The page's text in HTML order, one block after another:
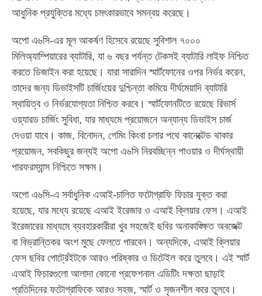
আধুনিক প্রযুক্তির মধ্যে চমৎকারভাবে সমন্বয় করেছে।
অপো এ৬সি-এর মূল আকর্ষণ হিসেবে রয়েছে সুবিশাল ৭০০০
মিলিঅ্যাম্পিয়ারের ব্যাটারি, যা ৬ বছর পর্যন্ত টেকসই ব্যাটারি লাইফ নিশ্চিত
করতে ডিজাইন করা হয়েছে। যারা সারাদিন স্মার্টফোনের ওপর নির্ভর করেন,
তাদের জন্য ডিভাইসটি চার্জিংয়ের দুশ্চিন্তা কমিয়ে দীর্ঘমেয়াদি ব্যাটারি
স্থায়িত্ব ও নির্ভরযোগ্যতা নিশ্চিত করবে। স্মার্টফোনটিতে রয়েছে রিভার্স
ওয়্যারড চার্জিং সুবিধা, যার মাধ্যমে প্রয়োজনে অন্যান্য ডিভাইস চার্জ
দেওয়া যাবে। কাজ, বিনোদন, গেমিং কিংবা চলার পথে কানেক্টেড থাকার
প্রয়োজন, সবকিছুর জন্যই অপো এ৬সি নিরবচ্ছিন্ন পাওয়ার ও দীর্ঘস্থায়ী
পারফরম্যান্স নিশ্চিতে সক্ষম।
অপো এ৬সি-এ সর্বাধুনিক এআই-চালিত ফটোগ্রাফি ফিচার যুক্ত করা
হয়েছে, যার মধ্যে রয়েছে এআই ইরেজার ও এআই ক্লিয়ার ফেস। এআই
ইরেজারের মাধ্যমে ব্যবহারকারীরা খুব সহজেই ছবির অনাকাঙ্ক্ষিত অবজেক্ট
বা বিভ্রান্তিকর অংশ মুছে ফেলতে পারবেন। অন্যদিকে, এআই ক্লিয়ার
ফেস ছবির পোর্ট্রেইটকে আরও পরিষ্কার ও ডিটেইল করে তুলবে। এই স্মার্ট
এআই ফিচারগুলো আলাদা কোনো প্রফেশনাল এডিটিং দক্ষতা ছাড়াই
প্রতিদিনের ফটোগ্রাফিকে আরও সহজ, স্মার্ট ও সৃজনশীল করে তুলবে।